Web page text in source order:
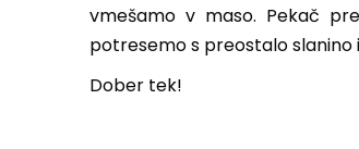
vmešamo v maso. Pekač
potresemo s preostalo slanino
Dober tek!